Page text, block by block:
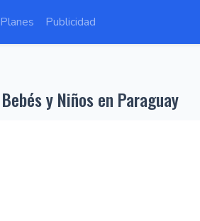
Planes Publicidad
Bebés y Niños en Paraguay